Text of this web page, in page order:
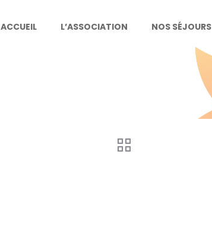
ACCUEIL L’ASSOCIATION NOS SÉJOURS